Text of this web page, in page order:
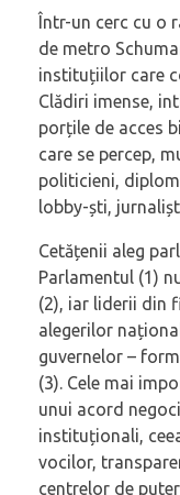
Într-un cerc cu o
de metro
instituțiilor care
Clădiri imense,
porțile de acces
care se percep,
politicieni,
lobby-ști,
Cetățenii aleg
Parlamentul (1)
(2), iar liderii din
alegerilor
guvernelor –
(3). Cele mai
unui acord
instituționali,
vocilor,
centrelor de